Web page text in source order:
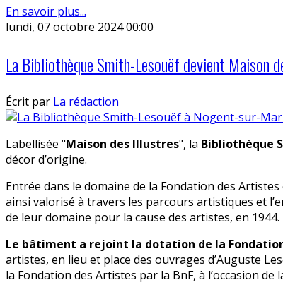
En savoir plus...
lundi, 07 octobre 2024 00:00
La Bibliothèque Smith-Lesouëf devient Maison
Écrit par La rédaction
Labellisée "Maison des Illustres", la Bibliothèque
décor d’origine.
Entrée dans le domaine de la Fondation des
ainsi valorisé à travers les parcours artistiques et
de leur domaine pour la cause des artistes, en 1944.
Le bâtiment a rejoint la dotation de la
artistes, en lieu et place des ouvrages d’Auguste
la Fondation des Artistes par la BnF, à l’occasion